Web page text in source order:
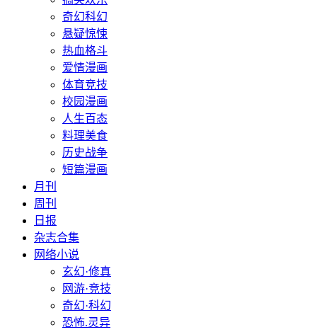
奇幻科幻
悬疑惊悚
热血格斗
爱情漫画
体育竞技
校园漫画
人生百态
料理美食
历史战争
短篇漫画
月刊
周刊
日报
杂志合集
网络小说
玄幻·修真
网游·竞技
奇幻·科幻
恐怖.灵异